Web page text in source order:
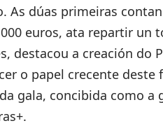
As dúas primeiras
euros, ata repartir un
destacou a creación do
o papel crecente
gala, concibida como a